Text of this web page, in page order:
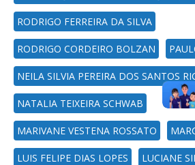
RODRIGO FERREIRA DA SILVA
RODRIGO CORDEIRO BOLZAN
NEILA SILVIA PEREIRA DOS SANTOS
NATALIA TEIXEIRA SCHWAB
MARIVANE VESTENA ROSSATO
LUIS FELIPE DIAS LOPES LUCIANE